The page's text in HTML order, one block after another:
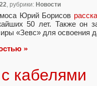
, рубрики: Новости
Юрий Борисов
50 лет. Также он
«Зевс» для освоения
»
кабелями